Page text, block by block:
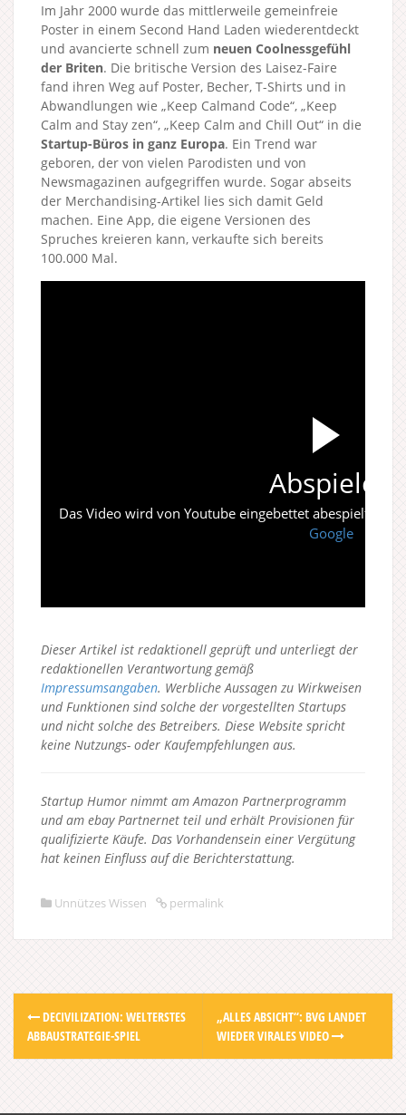
Im Jahr 2000 wurde das mittlerweile gemeinfreie
Poster in einem Second Hand Laden wiederentdeckt
und avancierte schnell zum neuen Coolnessgefühl
der Briten. Die britische Version des Laisez-Faire
fand ihren Weg auf Poster, Becher, T-Shirts und in
Abwandlungen wie „Keep Calmand Code“, „Keep
Calm and Stay zen“, „Keep Calm and Chill Out“ in die
Startup-Büros in ganz Europa. Ein Trend war
geboren, der von vielen Parodisten und von
Newsmagazinen aufgegriffen wurde. Sogar abseits
der Merchandising-Artikel lies sich damit Geld
machen. Eine App, die eigene Versionen des
Spruches kreieren kann, verkaufte sich bereits
100.000 Mal.
Abspielen
Das Video wird von Youtube eingebettet abespielt. Es
Google
Dieser Artikel ist redaktionell geprüft und unterliegt der
redaktionellen Verantwortung gemäß
Impressumsangaben. Werbliche Aussagen zu Wirkweisen
und Funktionen sind solche der vorgestellten Startups
und nicht solche des Betreibers. Diese Website spricht
keine Nutzungs- oder Kaufempfehlungen aus.
Startup Humor nimmt am Amazon Partnerprogramm
und am ebay Partnernet teil und erhält Provisionen für
qualifizierte Käufe. Das Vorhandensein einer Vergütung
hat keinen Einfluss auf die Berichterstattung.
Unnützes Wissen permalink
Post
navigation
DECIVILIZATION: WELTERSTES
ABBAUSTRATEGIE-SPIEL
„ALLES ABSICHT“: BVG LANDET
WIEDER VIRALES VIDEO